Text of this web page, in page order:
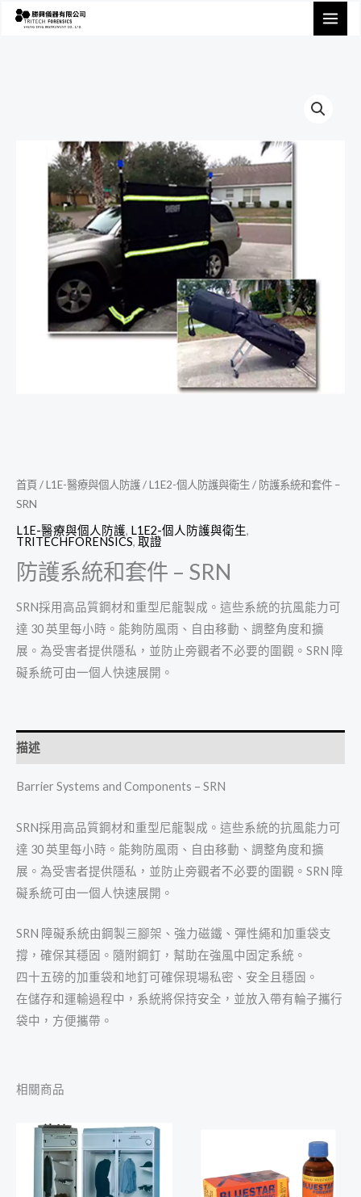
首頁/L1E-醫療與個人防護/L1E2-個人防護與衛生 / 防護系統和套件 –
SRN
L1E-醫療與個人防護, L1E2-個人防護與衛生,
TRITECHFORENSICS, 取證
防護系統和套件 – SRN
SRN採用高品質鋼材和重型尼龍製成。這些系統的抗風能力可
達 30 英里每小時。能夠防風雨、自由移動、調整角度和擴
展。為受害者提供隱私，並防止旁觀者不必要的圍觀。SRN 障
礙系統可由一個人快速展開。
描述
Barrier Systems and Components – SRN
SRN採用高品質鋼材和重型尼龍製成。這些系統的抗風能力可
達 30 英里每小時。能夠防風雨、自由移動、調整角度和擴
展。為受害者提供隱私，並防止旁觀者不必要的圍觀。SRN 障
礙系統可由一個人快速展開。
SRN 障礙系統由鋼製三腳架、強力磁鐵、彈性繩和加重袋支
撐，確保其穩固。隨附鋼釘，幫助在強風中固定系統。
四十五磅的加重袋和地釘可確保現場私密、安全且穩固。
在儲存和運輸過程中，系統將保持安全，並放入帶有輪子攜行
袋中，方便攜帶。
相關商品